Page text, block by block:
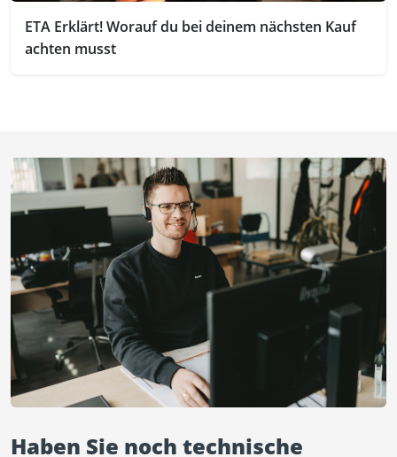
ETA Erklärt! Worauf du bei deinem nächsten Kauf
achten musst
Haben Sie noch technische